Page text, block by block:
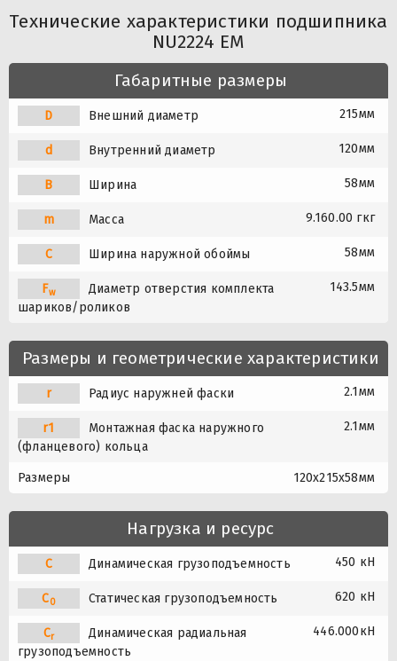
Технические характеристики подшипника
NU2224 EM
Габаритные размеры
D Внешний диаметр 215мм
d Внутренний диаметр 120мм
B Ширина 58мм
m Масса 9.160.00 гкг
C Ширина наружной обоймы 58мм
Fw
Диаметр отверстия комплекта
шариков/роликов
143.5мм
Размеры и геометрические характеристики
r Радиус наружней фаски 2.1мм
r1
Монтажная фаска наружного
(фланцевого) кольца
2.1мм
Размеры 120x215x58мм
Нагрузка и ресурс
C Динамическая грузоподъемность 450 кН
C0 Статическая грузоподъемность 620 кН
Cr
Динамическая радиальная
грузоподъемность
446.000кН